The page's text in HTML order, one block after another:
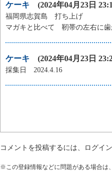
ケーキ (2024年04月23日
福岡県志賀島 打ち上げ
マガキと比べて 靭帯の左右に歯
ケーキ (2024年04月23日
採集日 2024.4.16
コメントを投稿するには、ログイ
※この登録情報などに問題がある場合は